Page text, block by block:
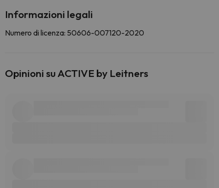
Informazioni legali
Numero di licenza: 50606-007120-2020
Opinioni su ACTIVE by Leitners